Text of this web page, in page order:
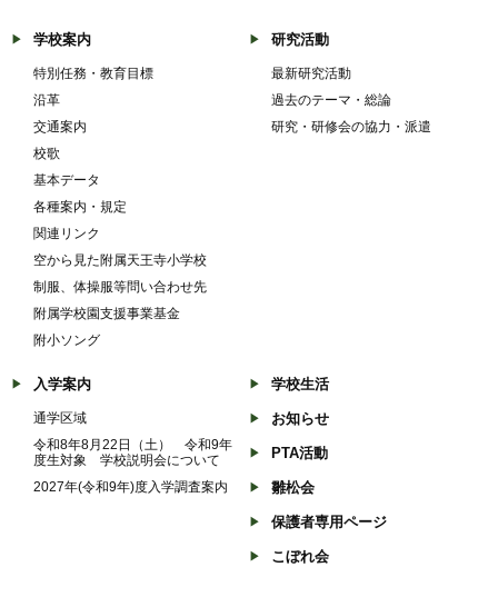
学校案内
特別任務・教育目標
沿革
交通案内
校歌
基本データ
各種案内・規定
関連リンク
空から見た附属天王寺小学校
制服、体操服等問い合わせ先
附属学校園支援事業基金
附小ソング
研究活動
最新研究活動
過去のテーマ・総論
研究・研修会の協力・派遣
入学案内
通学区域
令和8年8月22日（土） 令和9年
度生対象 学校説明会について
2027年(令和9年)度入学調査案内
学校生活
お知らせ
PTA活動
雛松会
保護者専用ページ
こぼれ会